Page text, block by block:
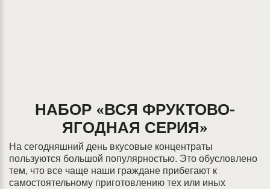
НАБОР «ВСЯ ФРУКТОВО-
ЯГОДНАЯ СЕРИЯ»
На сегодняшний день вкусовые концентраты
пользуются большой популярностью. Это обусловлено
тем, что все чаще наши граждане прибегают к
самостоятельному приготовлению тех или иных